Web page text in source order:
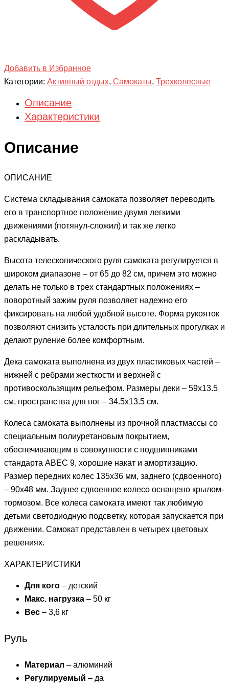
Добавить в Избранное
Категории: Активный отдых, Самокаты, Трехколесные
Описание
Характеристики
Описание
ОПИСАНИЕ
Система складывания самоката позволяет переводить
его в транспортное положение двумя легкими
движениями (потянул-сложил) и так же легко
раскладывать.
Высота телескопического руля самоката регулируется в
широком диапазоне – от 65 до 82 см, причем это можно
делать не только в трех стандартных положениях –
поворотный зажим руля позволяет надежно его
фиксировать на любой удобной высоте. Форма рукояток
позволяют снизить усталость при длительных прогулках и
делают руление более комфортным.
Дека самоката выполнена из двух пластиковых частей –
нижней с ребрами жесткости и верхней с
противоскользящим рельефом. Размеры деки – 59х13.5
см, пространства для ног – 34.5х13.5 см.
Колеса самоката выполнены из прочной пластмассы со
специальным полиуретановым покрытием,
обеспечивающим в совокупности с подшипниками
стандарта ABEC 9, хорошие накат и амортизацию.
Размер передних колес 135х36 мм, заднего (сдвоенного)
– 90х48 мм. Заднее сдвоенное колесо оснащено крылом-
тормозом. Все колеса самоката имеют так любимую
детьми светодиодную подсветку, которая запускается при
движении. Самокат представлен в четырех цветовых
решениях.
ХАРАКТЕРИСТИКИ
Для кого – детский
Макс. нагрузка – 50 кг
Вес – 3,6 кг
Руль
Материал – алюминий
Регулируемый – да